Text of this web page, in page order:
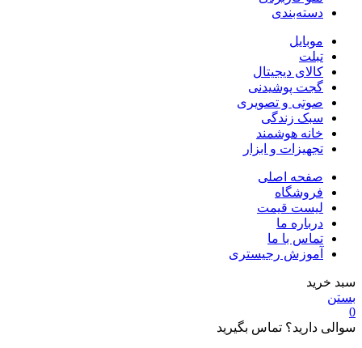
دسته‌بندی
موبایل
تبلت
کالای دیجیتال
گجت پوشیدنی
صوتی و تصویری
سبک زندگی
خانه هوشمند
تجهیزات و ابزار
صفحه اصلی
فروشگاه
لیست قیمت
درباره ما
تماس با ما
آموزش رجیستری
سبد خرید
بستن
0
سوالی دارید؟ تماس بگیرید